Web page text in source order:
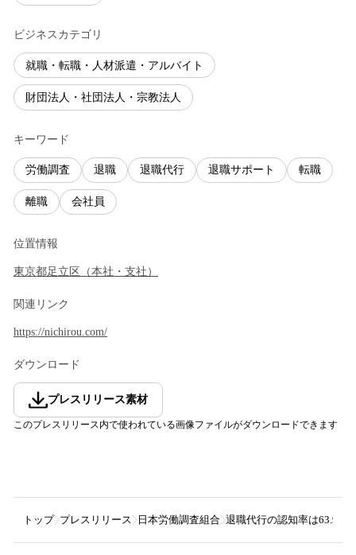
ビジネスカテゴリ
就職・転職・人材派遣・アルバイト
財団法人・社団法人・宗教法人
キーワード
労働調査 退職 退職代行 退職サポート 転職
離職 会社員
位置情報
東京都足立区 （本社・支社 ）
関連リンク
https://nichirou.com/
ダウンロード
プレスリリース素材
このプレスリリース内で使われている画像ファイルがダウンロードできます
トップ プレスリリース 日本労働調査組合 退職代行の認知率は63.9％